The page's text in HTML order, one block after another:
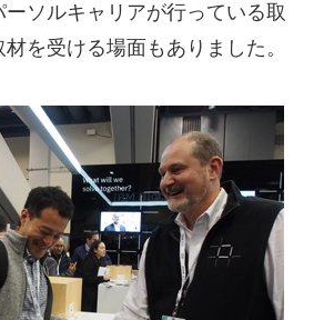
ーソルキャリアが行っている取
を受ける場面もありました。